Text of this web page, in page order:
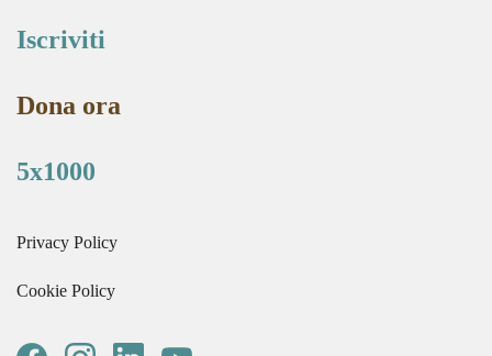
Iscriviti
Dona ora
5x1000
Privacy Policy
Cookie Policy